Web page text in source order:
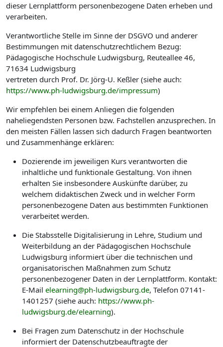
dieser Lernplattform personenbezogene Daten erheben und
verarbeiten.
Verantwortliche Stelle im Sinne der DSGVO und anderer
Bestimmungen mit datenschutzrechtlichem Bezug:
Pädagogische Hochschule Ludwigsburg, Reuteallee 46,
71634 Ludwigsburg
vertreten durch Prof. Dr. Jörg-U. Keßler (siehe auch:
https://www.ph-ludwigsburg.de/impressum)
Wir empfehlen bei einem Anliegen die folgenden
naheliegendsten Personen bzw. Fachstellen anzusprechen. In
den meisten Fällen lassen sich dadurch Fragen beantworten
und Zusammenhänge erklären:
Dozierende im jeweiligen Kurs verantworten die
inhaltliche und funktionale Gestaltung. Von ihnen
erhalten Sie insbesondere Auskünfte darüber, zu
welchem didaktischen Zweck und in welcher Form
personenbezogene Daten aus bestimmten Funktionen
verarbeitet werden.
Die Stabsstelle Digitalisierung in Lehre, Studium und
Weiterbildung an der Pädagogischen Hochschule
Ludwigsburg informiert über die technischen und
organisatorischen Maßnahmen zum Schutz
personenbezogener Daten in der Lernplattform. Kontakt:
E-Mail elearning@ph-ludwigsburg.de, Telefon 07141-
1401257 (siehe auch: https://www.ph-
ludwigsburg.de/elearning).
Bei Fragen zum Datenschutz in der Hochschule
informiert der Datenschutzbeauftragte der